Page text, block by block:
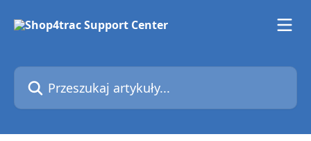
Przeszukaj artykuły...